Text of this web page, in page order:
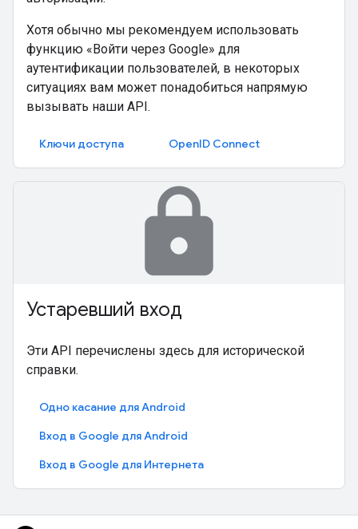
Хотя обычно мы рекомендуем использовать
функцию «Войти через Google» для
аутентификации пользователей, в некоторых
ситуациях вам может понадобиться напрямую
вызывать наши API.
Ключи доступа OpenID Connect
lock
Устаревший вход
Эти API перечислены здесь для исторической
справки.
Одно касание для Android
Вход в Google для Android
Вход в Google для Интернета